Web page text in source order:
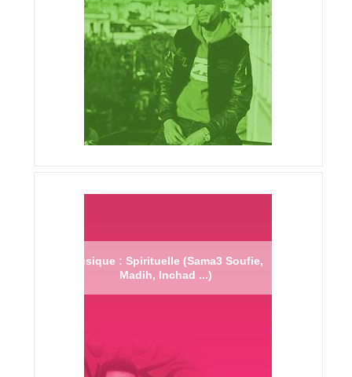
Musique : Spirituelle (Sama3 Soufie,
Madih, Inchad ...)